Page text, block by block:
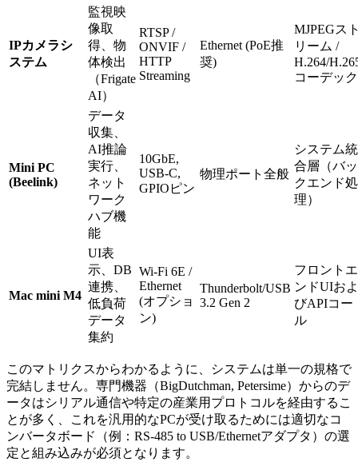
IPカメラシ
ステム
監視映
像取
得、物
体検出
（Frigate
AI）
RTSP /
ONVIF /
HTTP
Streaming
Ethernet (PoE推
奨)
MJPEGス
リーム /
H.264/
コーデック
Mini PC
(Beelink)
データ
収集、
AI推論
実行、
ネット
ワーク
ハブ機
能
10GbE,
USB-C,
GPIOピン
物理ポート全般
システム統
合層（バッ
クエンド処
理）
Mac mini M4
UI表
示、DB
連携、
低負荷
データ
集約
Wi-Fi 6E /
Ethernet
(オプショ
ン)
Thunderbolt/USB
3.2 Gen 2
フロントエ
ンドUIおよ
びAPIコー
ル
このマトリクスからわかるように、システムは単一の規格で
完結しません。専門機器（BigDutchman, Petersime）からのデ
ータはシリアル通信や特定の産業用プロトコルを経由するこ
とが多く、これを汎用的なPCが受け取るためには適切なコ
ンバータボード（例：RS-485 to USB/Ethernetアダプタ）の選
定と組み込みが必須となります。